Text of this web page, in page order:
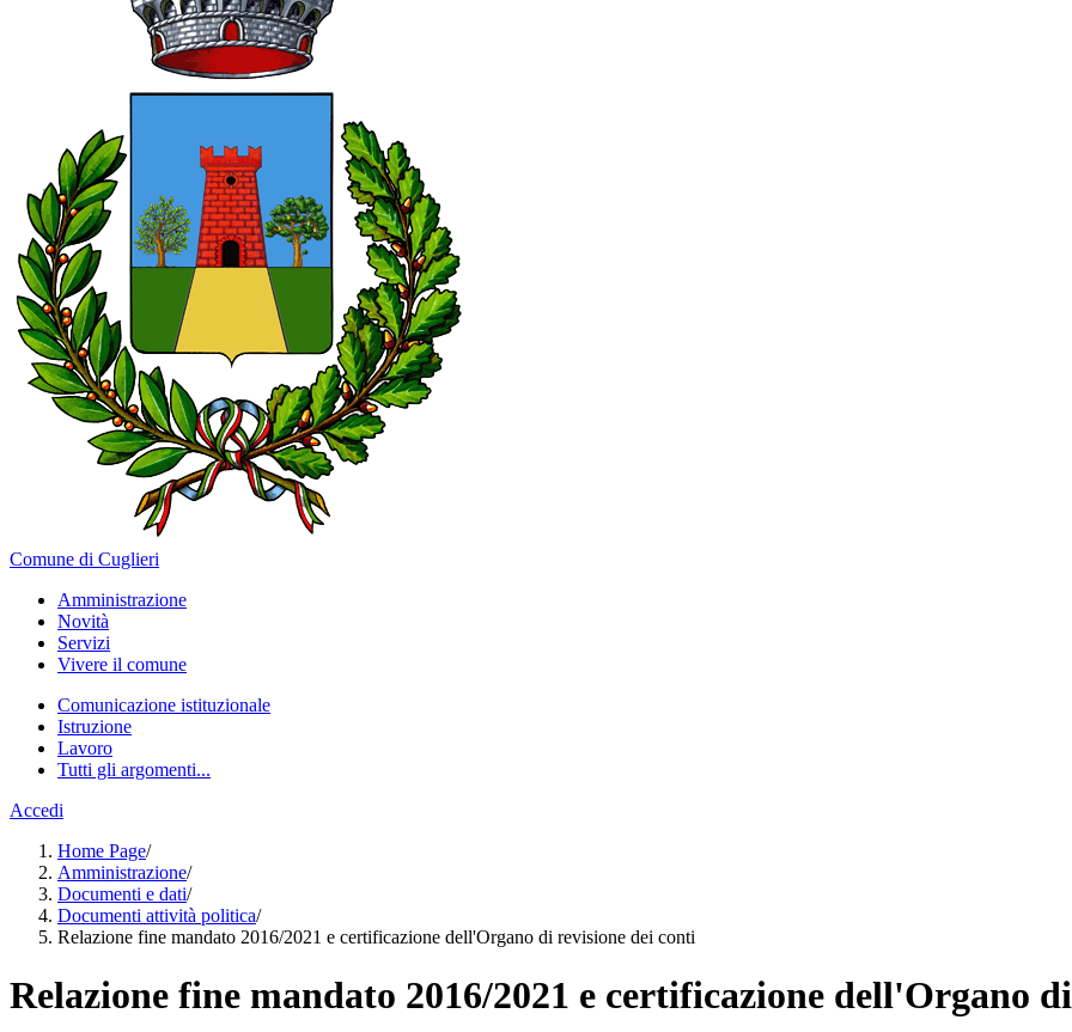
Comune di Cuglieri
Amministrazione
Novità
Servizi
Vivere il comune
Comunicazione istituzionale
Istruzione
Lavoro
Tutti gli argomenti...
Accedi
Home Page/
Amministrazione/
Documenti e dati/
Documenti attività politica/
Relazione fine mandato 2016/2021 e certificazione dell'Organo di revisione dei conti
Relazione fine mandato 2016/2021 e certificazione dell'Organo